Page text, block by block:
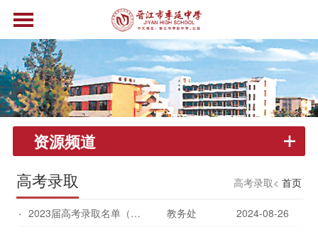
资源频道
高考录取 高考录取<首页
2023届高考录取名单（历史方向） 教务处
2024-08-26